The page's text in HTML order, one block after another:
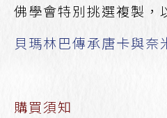
佛學會特別挑選複製，
貝瑪林巴傳承唐卡與奈
購買須知